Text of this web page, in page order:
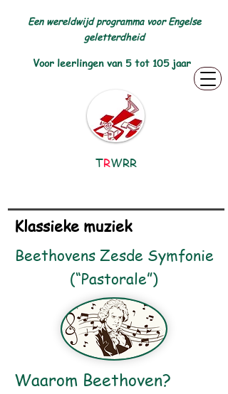
Een wereldwijd programma voor Engelse
geletterdheid
Voor leerlingen van 5 tot 105 jaar
TRWRR
Klassieke muziek
Beethovens Zesde Symfonie
(“Pastorale”)
Waarom Beethoven?